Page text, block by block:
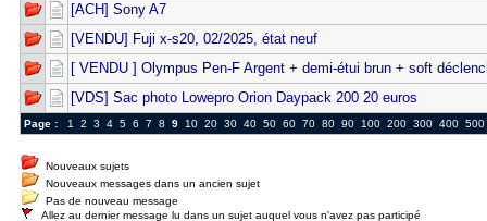
[ACH] Sony A7
[VENDU] Fuji x-s20, 02/2025, état neuf
[ VENDU ] Olympus Pen-F Argent + demi-étui brun + soft
[VDS] Sac photo Lowepro Orion Daypack 200 20 euros
Page : 1 2 3 4 5 6 7 8 9 10 20 30 40 50 60 70 80 90 100 200 300 400 500
Nouveaux sujets
Nouveaux messages dans un ancien sujet
Pas de nouveau message
Allez au dernier message lu dans un sujet auquel vous n'avez pas participé